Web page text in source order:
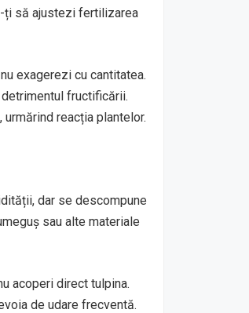
ți să ajustezi fertilizarea
exagerezi cu cantitatea.
fructificării.
reacția plantelor.
dar se descompune
sau alte materiale
acoperi direct tulpina.
de udare frecventă.